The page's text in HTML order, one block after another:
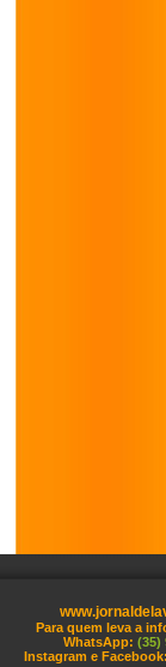
Para quem leva a
WhatsApp: (35)
Instagram e Facebook: